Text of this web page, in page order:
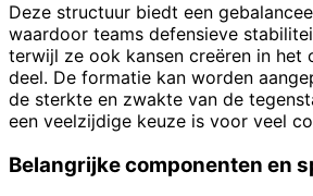
Deze structuur biedt een
waardoor teams defensieve
terwijl ze ook kansen creëren in het
deel. De formatie kan worden
de sterkte en zwakte van de
een veelzijdige keuze is voor veel
Belangrijke componenten en